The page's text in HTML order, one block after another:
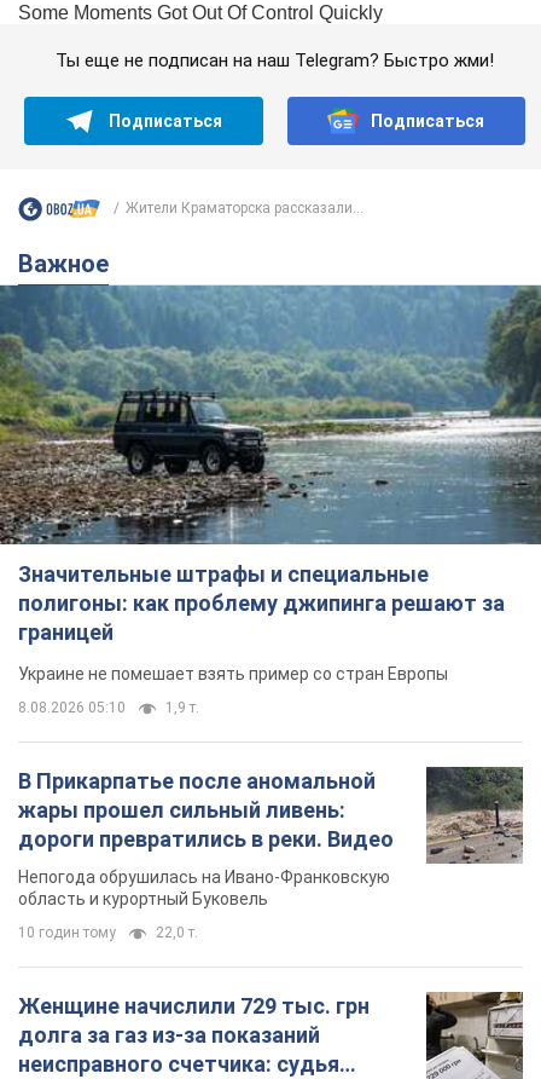
Ты еще не подписан на наш Telegram? Быстро жми!
Подписаться Подписаться
Жители Краматорска рассказали...
Важное
Значительные штрафы и специальные
полигоны: как проблему джипинга решают за
границей
Украине не помешает взять пример со стран Европы
8.08.2026 05:10 1,9 т.
В Прикарпатье после аномальной
жары прошел сильный ливень:
дороги превратились в реки. Видео
Непогода обрушилась на Ивано-Франковскую
область и курортный Буковель
10 годин тому 22,0 т.
Женщине начислили 729 тыс. грн
долга за газ из-за показаний
неисправного счетчика: судья